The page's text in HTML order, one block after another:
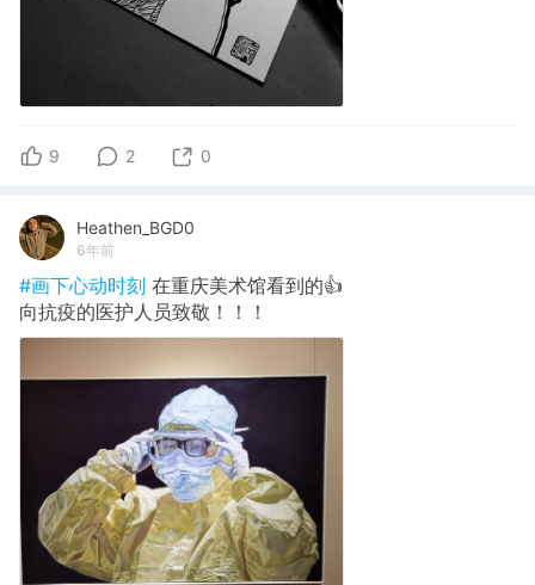
9 2 0
Heathen_BGD0
6年前
#画下心动时刻 在重庆美术馆看到的👍
向抗疫的医护人员致敬！！！